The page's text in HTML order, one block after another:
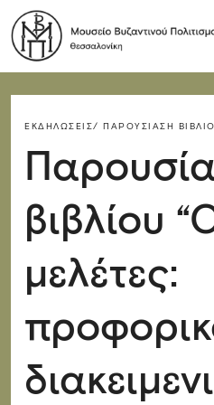
ΕΚΔΗΛΏΣΕΙΣ/ ΠΑΡΟΥΣΊΑΣΗ
βιβλίου
μελέτες: